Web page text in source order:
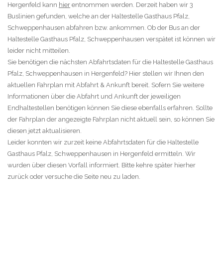
Hergenfeld kann hier entnommen werden. Derzeit haben wir 3
Buslinien gefunden, welche an der Haltestelle Gasthaus Pfalz,
Schweppenhausen abfahren bzw. ankommen. Ob der Bus an der
Haltestelle Gasthaus Pfalz, Schweppenhausen verspätet ist können wir
leider nicht mitteilen.
Sie benötigen die nächsten Abfahrtsdaten für die Haltestelle Gasthaus
Pfalz, Schweppenhausen in Hergenfeld? Hier stellen wir Ihnen den
aktuellen Fahrplan mit Abfahrt & Ankunft bereit. Sofern Sie weitere
Informationen über die Abfahrt und Ankunft der jeweiligen
Endhaltestellen benötigen können Sie diese ebenfalls erfahren. Sollte
der Fahrplan der angezeigte Fahrplan nicht aktuell sein, so können Sie
diesen jetzt aktualisieren.
Leider konnten wir zurzeit keine Abfahrtsdaten für die Haltestelle
Gasthaus Pfalz, Schweppenhausen in Hergenfeld ermitteln. Wir
wurden über diesen Vorfall informiert. Bitte kehre später hierher
zurück oder versuche die Seite neu zu laden.